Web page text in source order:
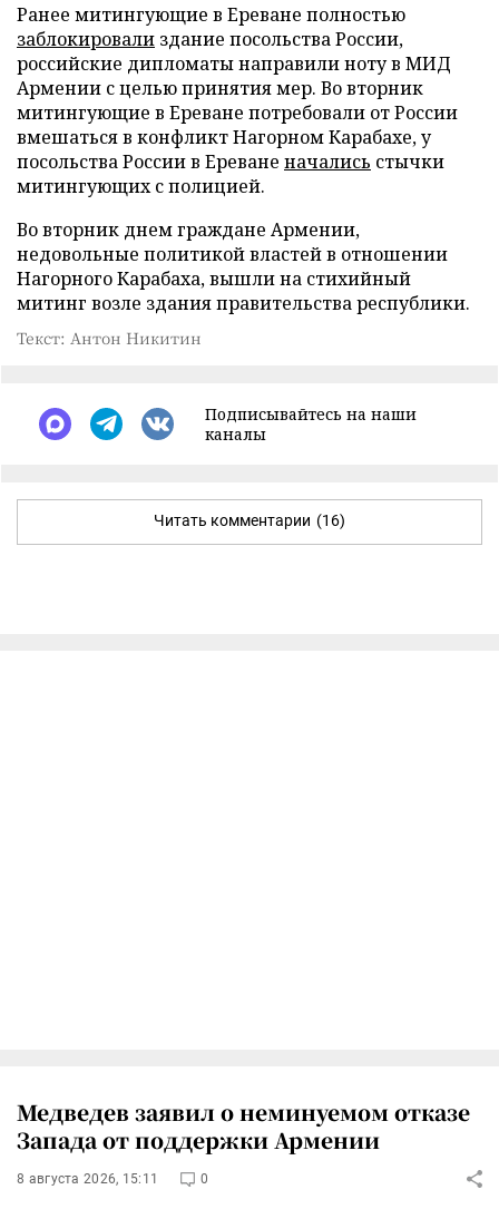
Ранее митингующие в Ереване полностью
заблокировали здание посольства России,
российские дипломаты направили ноту в МИД
Армении с целью принятия мер. Во вторник
митингующие в Ереване потребовали от России
вмешаться в конфликт Нагорном Карабахе, у
посольства России в Ереване начались стычки
митингующих с полицией.
Во вторник днем граждане Армении,
недовольные политикой властей в отношении
Нагорного Карабаха, вышли на стихийный
митинг возле здания правительства республики.
Текст: Антон Никитин
Подписывайтесь на наши
каналы
Читать комментарии (16)
Медведев заявил о неминуемом отказе
Запада от поддержки Армении
8 августа 2026, 15:11 0